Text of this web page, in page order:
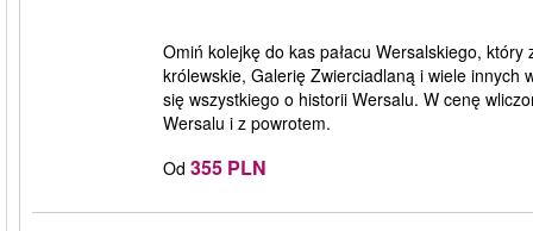
Omiń kolejkę do kas pałacu Wersalskiego,
królewskie, Galerię Zwierciadlaną i wiele innych
się wszystkiego o historii Wersalu. W cenę
Wersalu i z powrotem.
Od 355 PLN